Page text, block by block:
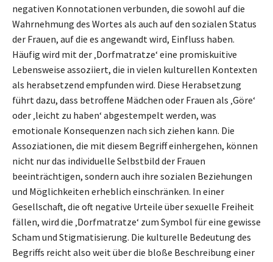
negativen Konnotationen verbunden, die sowohl auf die
Wahrnehmung des Wortes als auch auf den sozialen Status
der Frauen, auf die es angewandt wird, Einfluss haben.
Häufig wird mit der ‚Dorfmatratze‘ eine promiskuitive
Lebensweise assoziiert, die in vielen kulturellen Kontexten
als herabsetzend empfunden wird. Diese Herabsetzung
führt dazu, dass betroffene Mädchen oder Frauen als ‚Göre‘
oder ‚leicht zu haben‘ abgestempelt werden, was
emotionale Konsequenzen nach sich ziehen kann. Die
Assoziationen, die mit diesem Begriff einhergehen, können
nicht nur das individuelle Selbstbild der Frauen
beeinträchtigen, sondern auch ihre sozialen Beziehungen
und Möglichkeiten erheblich einschränken. In einer
Gesellschaft, die oft negative Urteile über sexuelle Freiheit
fällen, wird die ‚Dorfmatratze‘ zum Symbol für eine gewisse
Scham und Stigmatisierung. Die kulturelle Bedeutung des
Begriffs reicht also weit über die bloße Beschreibung einer